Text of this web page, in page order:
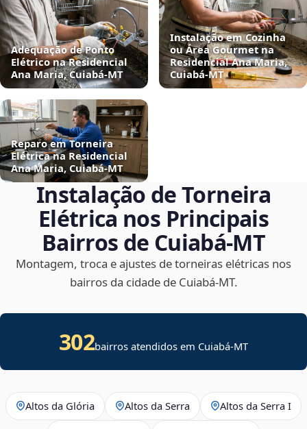
Adequação de Ponto
Elétrico na Residencial
Ana Maria, Cuiabá‑MT
Instalação em Cozinha
ou Área Gourmet na
Residencial Ana Maria,
Cuiabá‑MT
Reparo em Torneira
Elétrica na Residencial
Ana Maria, Cuiabá‑MT
Instalação de Torneira
Elétrica nos Principais
Bairros de Cuiabá‑MT
Montagem, troca e ajustes de torneiras elétricas nos
bairros da cidade de Cuiabá‑MT.
302bairros atendidos em Cuiabá-MT
Altos da Glória Altos da Serra Altos da Serra I